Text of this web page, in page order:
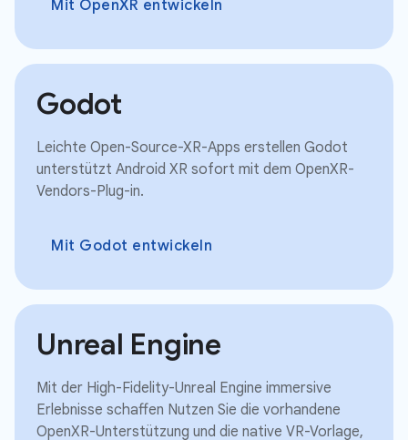
Mit OpenXR entwickeln
Godot
Leichte Open-Source-XR-Apps erstellen Godot
unterstützt Android XR sofort mit dem OpenXR-
Vendors-Plug-in.
Mit Godot entwickeln
Unreal Engine
Mit der High-Fidelity-Unreal Engine immersive
Erlebnisse schaffen Nutzen Sie die vorhandene
OpenXR-Unterstützung und die native VR-Vorlage,